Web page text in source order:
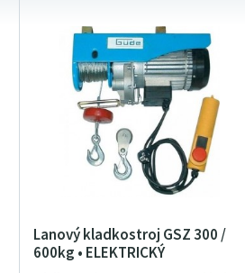
Lanový kladkostroj GSZ 300 /
600kg • ELEKTRICKÝ